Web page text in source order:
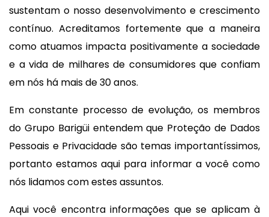
sustentam o nosso desenvolvimento e crescimento
contínuo. Acreditamos fortemente que a maneira
como atuamos impacta positivamente a sociedade
e a vida de milhares de consumidores que confiam
em nós há mais de 30 anos.
Em constante processo de evolução, os membros
do Grupo Barigüi entendem que Proteção de Dados
Pessoais e Privacidade são temas importantíssimos,
portanto estamos aqui para informar a você como
nós lidamos com estes assuntos.
Aqui você encontra informações que se aplicam à